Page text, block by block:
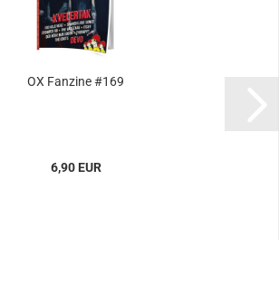
OX Fanzine #169
6,90 EUR